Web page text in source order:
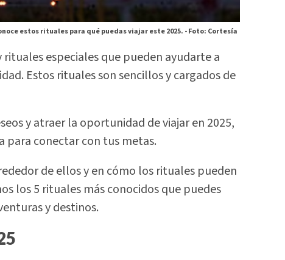
estos rituales para qué puedas viajar este 2025. -Foto: Cortesía
especiales que pueden ayudarte a
Estos rituales son sencillos y cargados de
y atraer la oportunidad de viajar en 2025,
para conectar con tus metas.
de ellos y en cómo los rituales pueden
los 5 rituales más conocidos que puedes
y destinos.